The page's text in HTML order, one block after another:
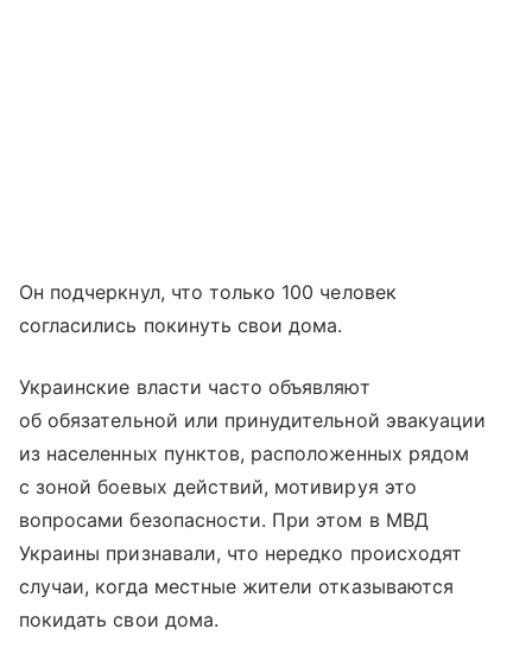
Он подчеркнул, что только 100 человек
согласились покинуть свои дома.
Украинские власти часто объявляют
об обязательной или принудительной эвакуации
из населенных пунктов, расположенных рядом
с зоной боевых действий, мотивируя это
вопросами безопасности. При этом в МВД
Украины признавали, что нередко происходят
случаи, когда местные жители отказываются
покидать свои дома.